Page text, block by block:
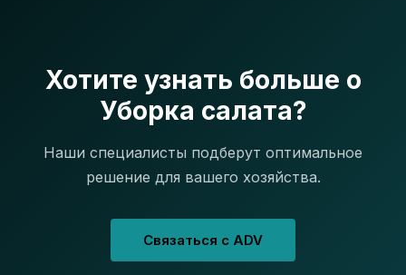
Хотите узнать больше о
Уборка салата?
Наши специалисты подберут оптимальное
решение для вашего хозяйства.
Связаться с ADV